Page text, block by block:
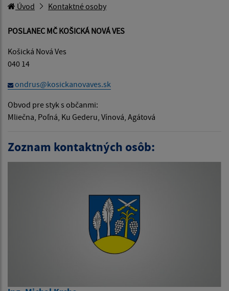
Úvod Kontaktné osoby
POSLANEC MČ KOŠICKÁ NOVÁ VES
Košická Nová Ves
040 14
ondrus@kosickanovaves.sk
Obvod pre styk s občanmi:
Mliečna, Poľná, Ku Gederu, Vínová, Agátová
Zoznam kontaktných osôb: